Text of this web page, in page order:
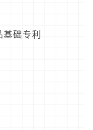
础专利